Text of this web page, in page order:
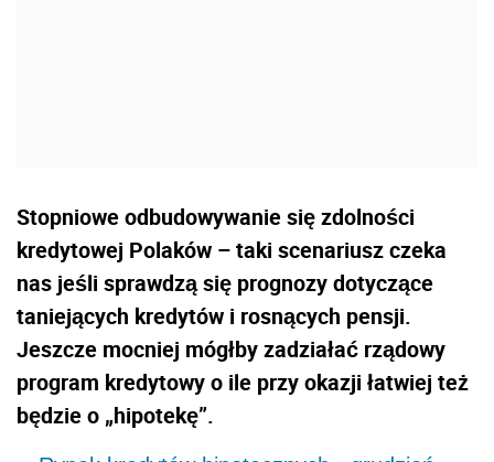
Stopniowe odbudowywanie się zdolności
kredytowej Polaków – taki scenariusz czeka
nas jeśli sprawdzą się prognozy dotyczące
taniejących kredytów i rosnących pensji.
Jeszcze mocniej mógłby zadziałać rządowy
program kredytowy o ile przy okazji łatwiej też
będzie o „hipotekę”.